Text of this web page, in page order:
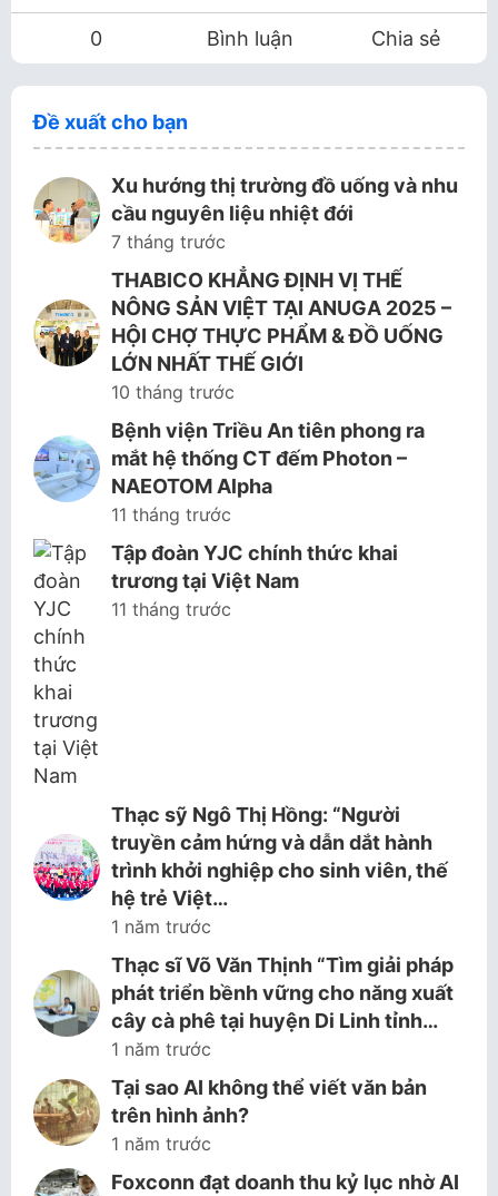
0 Bình luận Chia sẻ
Đề xuất cho bạn
Xu hướng thị trường đồ uống và nhu
cầu nguyên liệu nhiệt đới
7 tháng trước
THABICO KHẲNG ĐỊNH VỊ THẾ
NÔNG SẢN VIỆT TẠI ANUGA 2025 –
HỘI CHỢ THỰC PHẨM & ĐỒ UỐNG
LỚN NHẤT THẾ GIỚI
10 tháng trước
Bệnh viện Triều An tiên phong ra
mắt hệ thống CT đếm Photon –
NAEOTOM Alpha
11 tháng trước
Tập đoàn YJC chính thức khai
trương tại Việt Nam
11 tháng trước
Thạc sỹ Ngô Thị Hồng: “Người
truyền cảm hứng và dẫn dắt hành
trình khởi nghiệp cho sinh viên, thế
hệ trẻ Việt…
1 năm trước
Thạc sĩ Võ Văn Thịnh “Tìm giải pháp
phát triển bềnh vững cho năng xuất
cây cà phê tại huyện Di Linh tỉnh…
1 năm trước
Tại sao AI không thể viết văn bản
trên hình ảnh?
1 năm trước
Foxconn đạt doanh thu kỷ lục nhờ AI